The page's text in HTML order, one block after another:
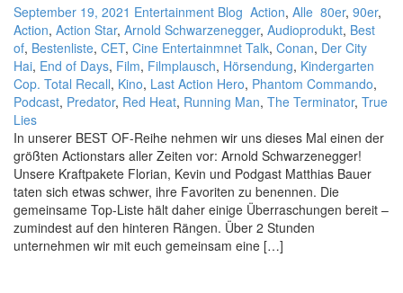
September 19, 2021 Entertainment Blog Action, Alle 80er, 90er,
Action, Action Star, Arnold Schwarzenegger, Audioprodukt, Best
of, Bestenliste, CET, Cine Entertainmnet Talk, Conan, Der City
Hai, End of Days, Film, Filmplausch, Hörsendung, Kindergarten
Cop. Total Recall, Kino, Last Action Hero, Phantom Commando,
Podcast, Predator, Red Heat, Running Man, The Terminator, True
Lies
In unserer BEST OF-Reihe nehmen wir uns dieses Mal einen der
größten Actionstars aller Zeiten vor: Arnold Schwarzenegger!
Unsere Kraftpakete Florian, Kevin und Podgast Matthias Bauer
taten sich etwas schwer, ihre Favoriten zu benennen. Die
gemeinsame Top-Liste hält daher einige Überraschungen bereit –
zumindest auf den hinteren Rängen. Über 2 Stunden
unternehmen wir mit euch gemeinsam eine […]